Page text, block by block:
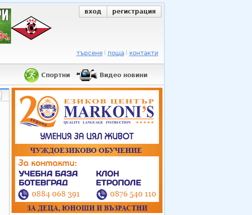
вход регистрация
търсене поща контакти
Спортни Видео новини